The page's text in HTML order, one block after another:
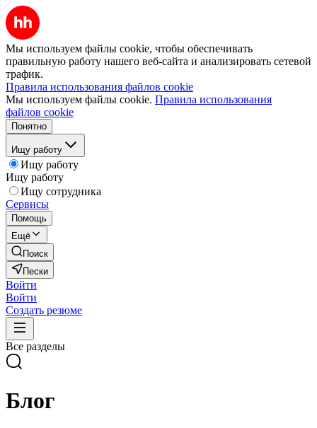
Мы используем файлы cookie, чтобы обеспечивать
правильную работу нашего веб-сайта и анализировать сетевой
трафик.
Правила использования файлов cookie
Мы используем файлы cookie. Правила использования
файлов cookie
Понятно
Ищу работу
Ищу работу
Ищу работу
Ищу сотрудника
Сервисы
Помощь
Ещё
Поиск
Пески
Войти
Войти
Создать резюме
Все разделы
Блог